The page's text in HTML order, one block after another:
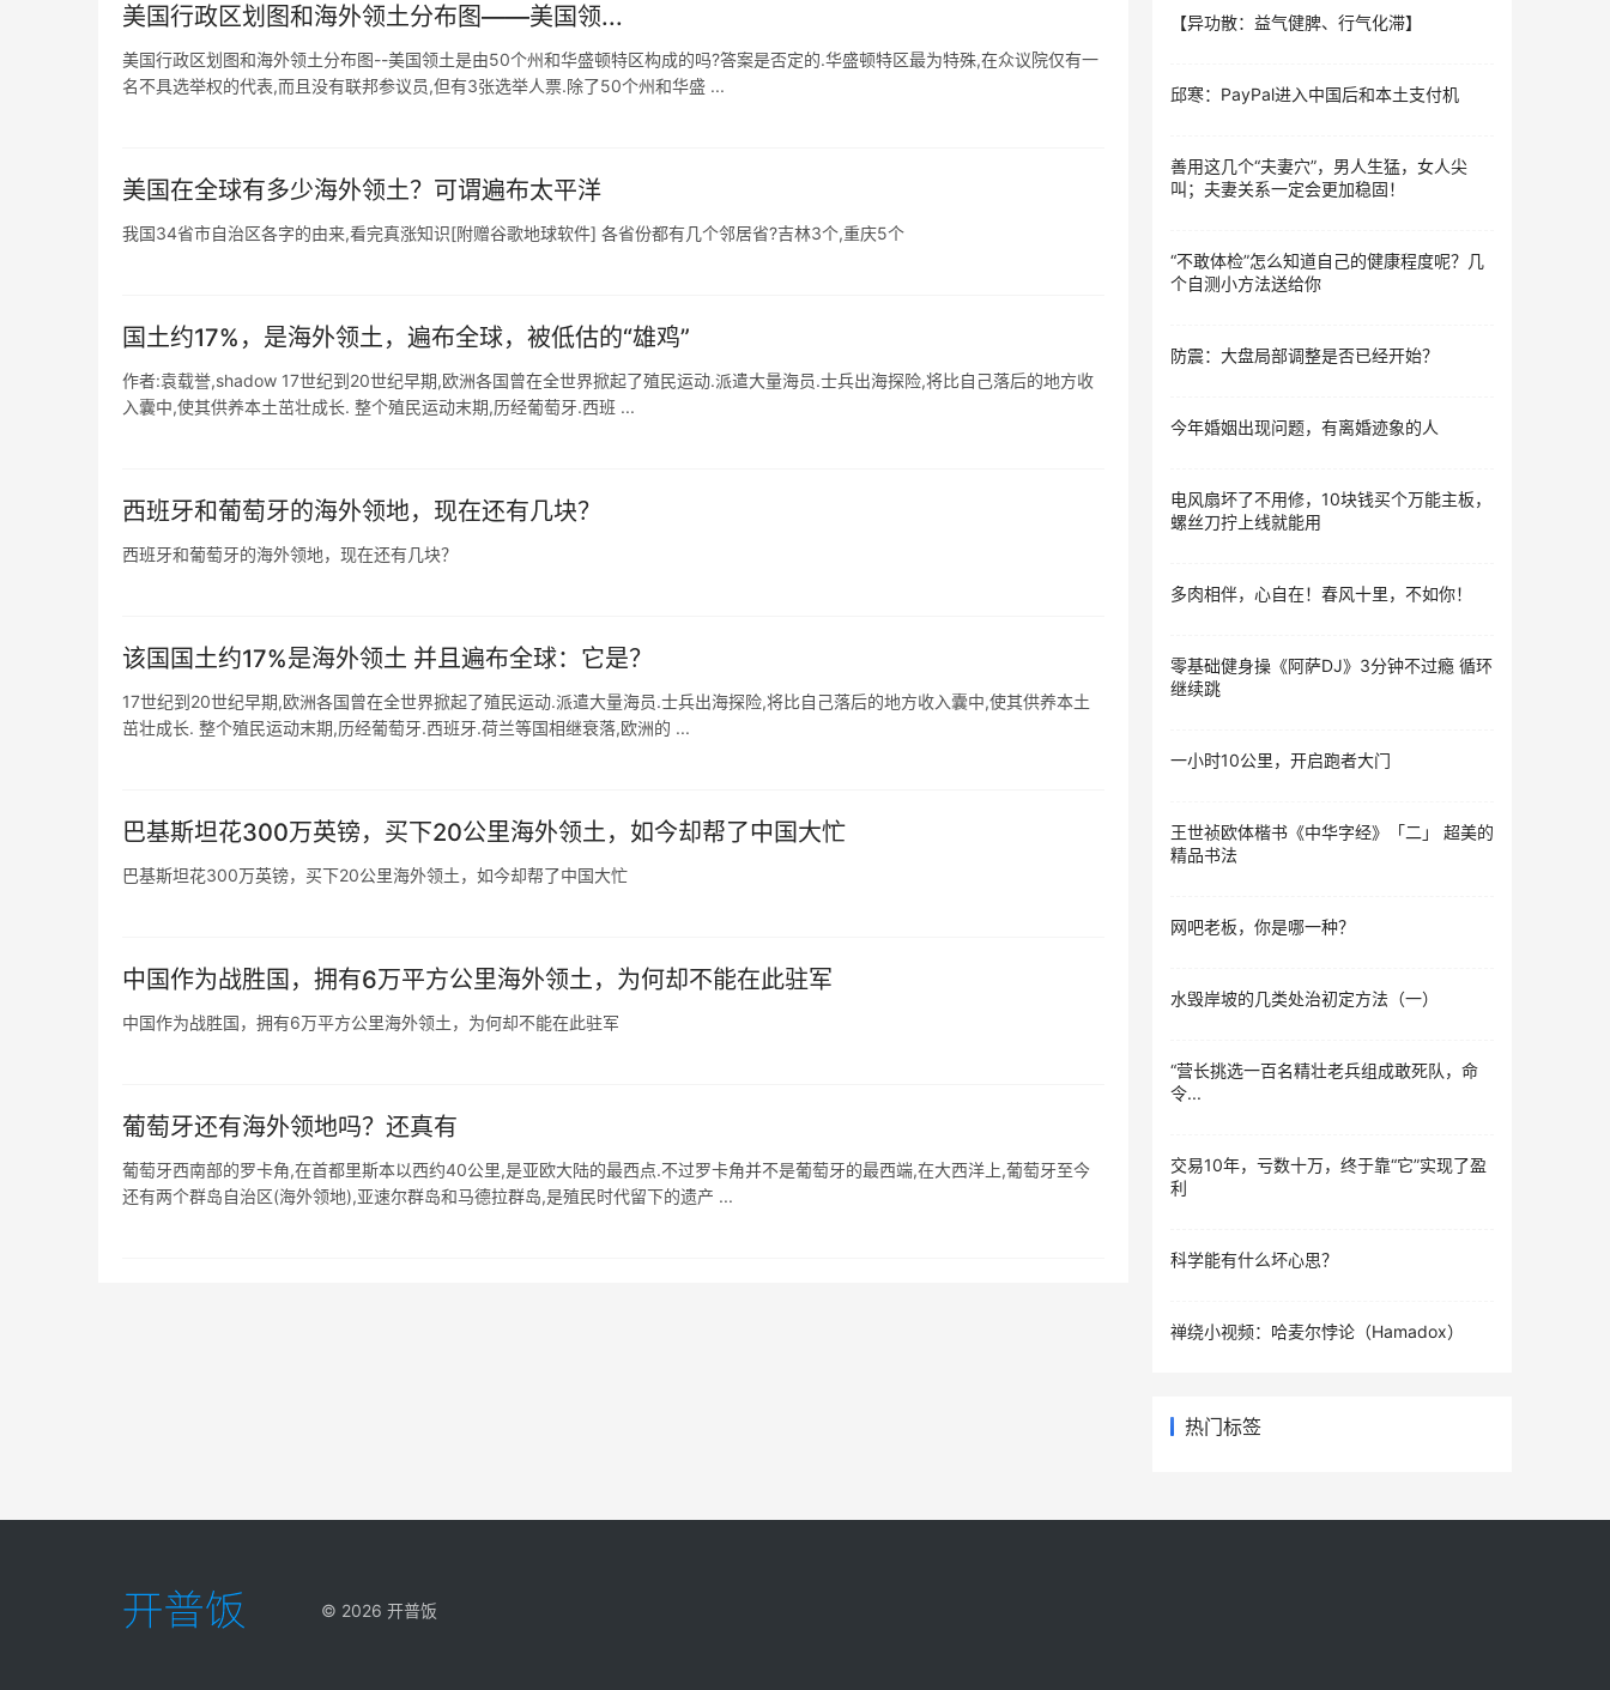
美国行政区划图和海外领土分布图——美国领...
美国行政区划图和海外领土分布图--美国领土是由50个州和华盛顿特区构成的吗?答案是否定的.华盛顿特区最为特殊,在众议院仅有一
名不具选举权的代表,而且没有联邦参议员,但有3张选举人票.除了50个州和华盛 ...
美国在全球有多少海外领土？可谓遍布太平洋
我国34省市自治区各字的由来,看完真涨知识[附赠谷歌地球软件] 各省份都有几个邻居省?吉林3个,重庆5个
国土约17%，是海外领土，遍布全球，被低估的“雄鸡”
作者:袁载誉,shadow 17世纪到20世纪早期,欧洲各国曾在全世界掀起了殖民运动.派遣大量海员.士兵出海探险,将比自己落后的地方收
入囊中,使其供养本土茁壮成长. 整个殖民运动末期,历经葡萄牙.西班 ...
西班牙和葡萄牙的海外领地，现在还有几块？
西班牙和葡萄牙的海外领地，现在还有几块？
该国国土约17%是海外领土 并且遍布全球：它是？
17世纪到20世纪早期,欧洲各国曾在全世界掀起了殖民运动.派遣大量海员.士兵出海探险,将比自己落后的地方收入囊中,使其供养本土
茁壮成长. 整个殖民运动末期,历经葡萄牙.西班牙.荷兰等国相继衰落,欧洲的 ...
巴基斯坦花300万英镑，买下20公里海外领土，如今却帮了中国大忙
巴基斯坦花300万英镑，买下20公里海外领土，如今却帮了中国大忙
中国作为战胜国，拥有6万平方公里海外领土，为何却不能在此驻军
中国作为战胜国，拥有6万平方公里海外领土，为何却不能在此驻军
葡萄牙还有海外领地吗？还真有
葡萄牙西南部的罗卡角,在首都里斯本以西约40公里,是亚欧大陆的最西点.不过罗卡角并不是葡萄牙的最西端,在大西洋上,葡萄牙至今
还有两个群岛自治区(海外领地),亚速尔群岛和马德拉群岛,是殖民时代留下的遗产 ...
【异功散：益气健脾、行气化滞】
邱寒：PayPal进入中国后和本土支付机
善用这几个“夫妻穴”，男人生猛，女人尖
叫；夫妻关系一定会更加稳固！
“不敢体检”怎么知道自己的健康程度呢？几
个自测小方法送给你
防震：大盘局部调整是否已经开始？
今年婚姻出现问题，有离婚迹象的人
电风扇坏了不用修，10块钱买个万能主板，
螺丝刀拧上线就能用
多肉相伴，心自在！春风十里，不如你！
零基础健身操《阿萨DJ》3分钟不过瘾 循环
继续跳
一小时10公里，开启跑者大门
王世祯欧体楷书《中华字经》「二」 超美的
精品书法
网吧老板，你是哪一种？
水毁岸坡的几类处治初定方法（一）
“营长挑选一百名精壮老兵组成敢死队，命
令...
交易10年，亏数十万，终于靠“它”实现了盈
利
科学能有什么坏心思？
禅绕小视频：哈麦尔悖论（Hamadox）
热门标签
© 2026 开普饭